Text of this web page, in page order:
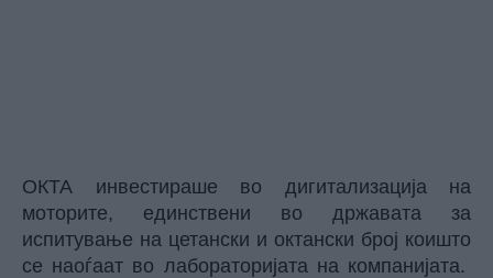
ОКТА инвестираше во дигитализација на
моторите, единствени во државата за
испитување на цетански и октански број коишто
се наоѓаат во лабораторијата на компанијата.